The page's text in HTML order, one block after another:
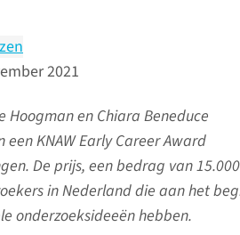
2021
Hoogman en Chiara Beneduce
een KNAW Early Career Award
De prijs, een bedrag van
in Nederland die aan het
onderzoeksideeën hebben.